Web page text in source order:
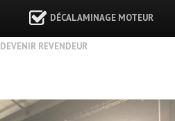
DÉCALAMINAGE MOTEUR
DEVENIR REVENDEUR